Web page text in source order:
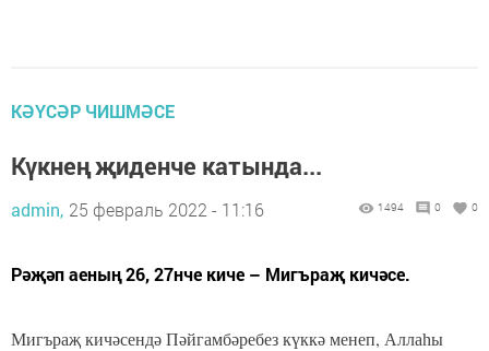
КӘҮСӘР ЧИШМӘСЕ
Күкнең җиденче катында...
admin, 25 февраль 2022 - 11:16 1494 0 0
Рәҗәп аеның 26, 27нче киче – Мигъраҗ кичәсе.
Мигъраҗ кичәсендә Пәйгамбәребез күккә менеп, Аллаһы